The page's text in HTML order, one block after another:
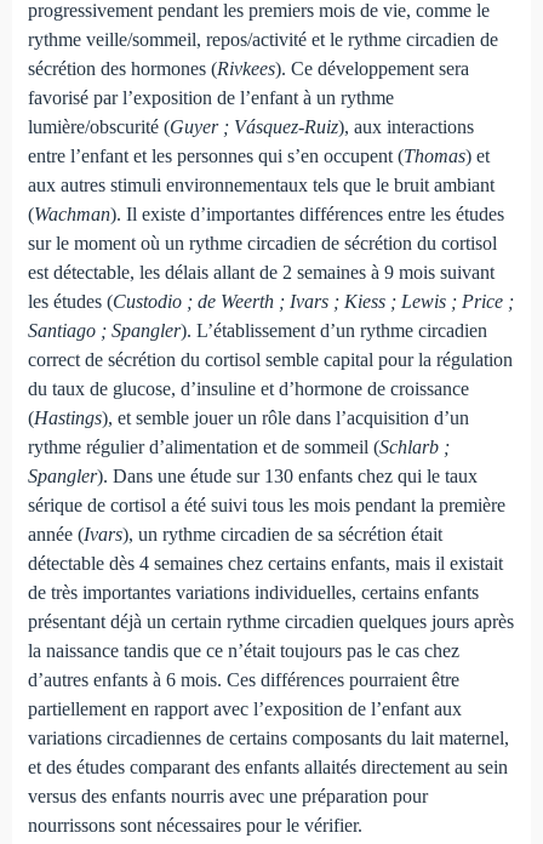
progressivement pendant les premiers mois de vie, comme le
rythme veille/sommeil, repos/activité et le rythme circadien de
sécrétion des hormones (Rivkees). Ce développement sera
favorisé par l’exposition de l’enfant à un rythme
lumière/obscurité (Guyer ; Vásquez-Ruiz), aux interactions
entre l’enfant et les personnes qui s’en occupent (Thomas) et
aux autres stimuli environnementaux tels que le bruit ambiant
(Wachman). Il existe d’importantes différences entre les études
sur le moment où un rythme circadien de sécrétion du cortisol
est détectable, les délais allant de 2 semaines à 9 mois suivant
les études (Custodio ; de Weerth ; Ivars ; Kiess ; Lewis ; Price ;
Santiago ; Spangler). L’établissement d’un rythme circadien
correct de sécrétion du cortisol semble capital pour la régulation
du taux de glucose, d’insuline et d’hormone de croissance
(Hastings), et semble jouer un rôle dans l’acquisition d’un
rythme régulier d’alimentation et de sommeil (Schlarb ;
Spangler). Dans une étude sur 130 enfants chez qui le taux
sérique de cortisol a été suivi tous les mois pendant la première
année (Ivars), un rythme circadien de sa sécrétion était
détectable dès 4 semaines chez certains enfants, mais il existait
de très importantes variations individuelles, certains enfants
présentant déjà un certain rythme circadien quelques jours après
la naissance tandis que ce n’était toujours pas le cas chez
d’autres enfants à 6 mois. Ces différences pourraient être
partiellement en rapport avec l’exposition de l’enfant aux
variations circadiennes de certains composants du lait maternel,
et des études comparant des enfants allaités directement au sein
versus des enfants nourris avec une préparation pour
nourrissons sont nécessaires pour le vérifier.